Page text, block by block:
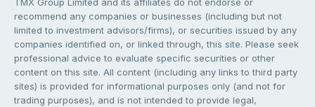
recommend any companies or businesses (including but not
limited to investment advisors/firms), or securities issued by any
companies identified on, or linked through, this site. Please seek
professional advice to evaluate specific securities or other
content on this site. All content (including any links to third party
sites) is provided for informational purposes only (and not for
trading purposes), and is not intended to provide legal,